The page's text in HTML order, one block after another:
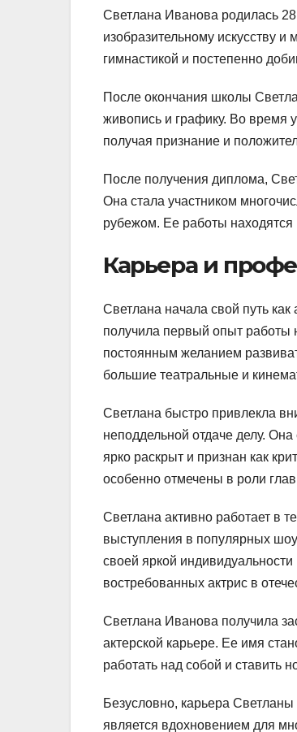
Светлана Иванова родилась
изобразительному искусству
гимнастикой и постепенно
После окончания школы
живопись и графику. Во время
получая признание и
После получения диплома,
Она стала участником
рубежом. Ее работы находятся
Карьера и
Светлана начала свой путь
получила первый опыт работы
постоянным желанием
большие театральные и
Светлана быстро привлекла
неподдельной отдаче делу.
ярко раскрыт и признан как
особенно отмечены в роли
Светлана активно работает в
выступления в популярных
своей яркой
востребованных актрис в
Светлана Иванова получила
актерской карьере. Ее имя
работать над собой и ставить
Безусловно, карьера
является вдохновением для